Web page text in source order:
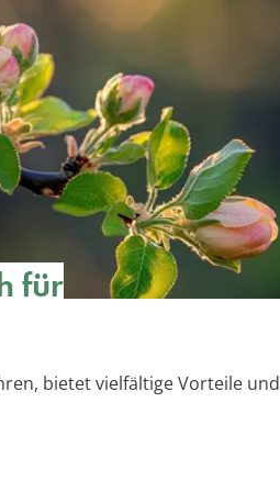
für
bietet vielfältige Vorteile und